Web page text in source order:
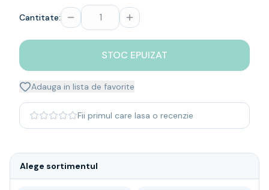
Sampanie
Single malt
Japanese
Bourbon
Blanded Japanese
Canadian
Rom
Vodka
Cantitate:
STOC EPUIZAT
Adauga in lista de favorite
Fii primul care lasa o recenzie
Alege sortimentul